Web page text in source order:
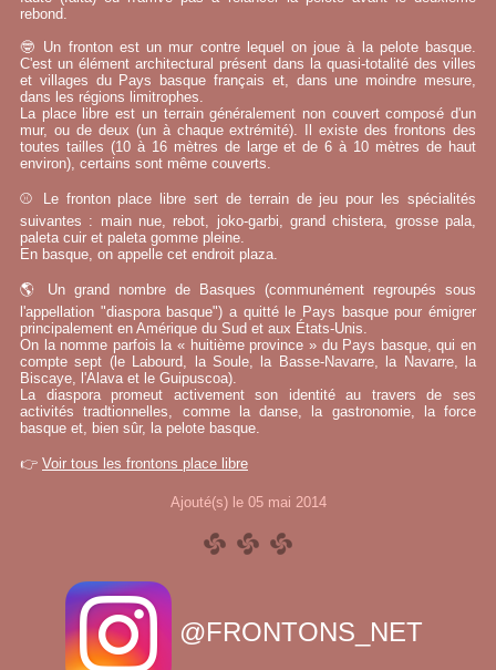
rebond.
🤓 Un fronton est un mur contre lequel on joue à la pelote basque.
C'est un élément architectural présent dans la quasi-totalité des villes
et villages du Pays basque français et, dans une moindre mesure,
dans les régions limitrophes.
La place libre est un terrain généralement non couvert composé d'un
mur, ou de deux (un à chaque extrémité). Il existe des frontons des
toutes tailles (10 à 16 mètres de large et de 6 à 10 mètres de haut
environ), certains sont même couverts.
⚾ Le fronton place libre sert de terrain de jeu pour les spécialités
suivantes : main nue, rebot, joko-garbi, grand chistera, grosse pala,
paleta cuir et paleta gomme pleine.
En basque, on appelle cet endroit plaza.
🌎 Un grand nombre de Basques (communément regroupés sous
l'appellation "diaspora basque") a quitté le Pays basque pour émigrer
principalement en Amérique du Sud et aux États-Unis.
On la nomme parfois la « huitième province » du Pays basque, qui en
compte sept (le Labourd, la Soule, la Basse-Navarre, la Navarre, la
Biscaye, l'Alava et le Guipuscoa).
La diaspora promeut activement son identité au travers de ses
activités tradtionnelles, comme la danse, la gastronomie, la force
basque et, bien sûr, la pelote basque.
👉 Voir tous les frontons place libre
Ajouté(s) le 05 mai 2014
@FRONTONS_NET